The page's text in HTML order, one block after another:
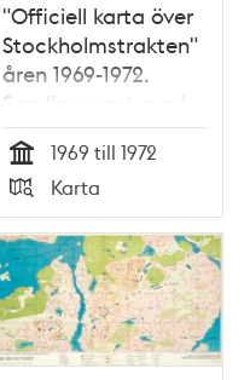
"Officiell karta över
Stockholmstrakten"
åren 1969-1972.
Samlingspost med
25 kartblad
Tid
1969 till 1972
Typ
Karta